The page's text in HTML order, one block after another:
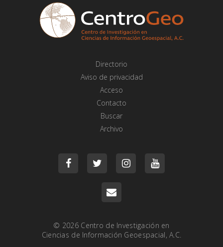
Directorio
Aviso de privacidad
Acceso
Contacto
Buscar
Archivo
© 2026 Centro de Investigación en
Ciencias de Información Geoespacial, A.C.